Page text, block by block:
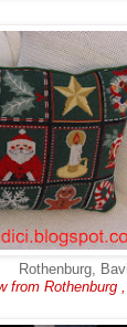
Rothenburg,
from Rothenburg